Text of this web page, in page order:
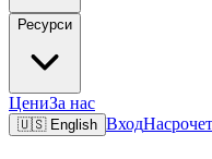
Ресурси
ЦениЗа нас
🇺🇸 English Вход